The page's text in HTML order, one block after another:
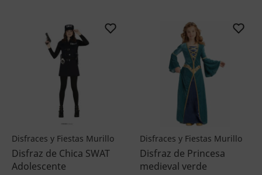
Disfraces y Fiestas Murillo
Disfraz de Chica SWAT
Adolescente
Disfraces y Fiestas Murillo
Disfraz de Princesa
medieval verde